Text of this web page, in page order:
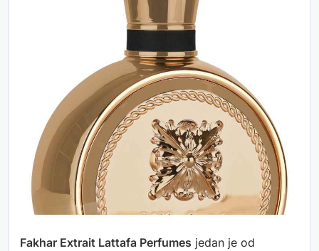
Fakhar Extrait Lattafa Perfumes jedan je od